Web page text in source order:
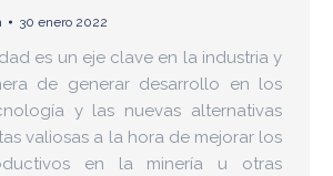
30 enero 2022
es un eje clave en la industria y
de generar desarrollo en los
y las nuevas alternativas
valiosas a la hora de mejorar los
en la minería u otras